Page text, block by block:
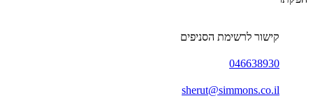
קישור לרשימת הסניפים
046638930
sherut@simmons.co.il